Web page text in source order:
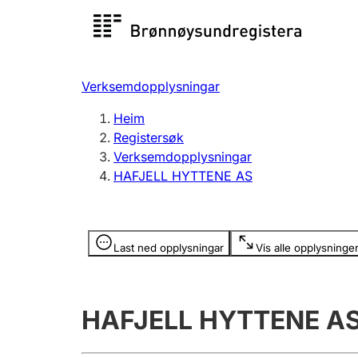
Registersøk
Registrere, endre, slette
Verksemdopplysningar
Heim
Registersøk
Verksemdopplysningar
HAFJELL HYTTENE AS
Last ned opplysningar Vis alle opplysninger
Opplysninger er skjult
HAFJELL HYTTENE